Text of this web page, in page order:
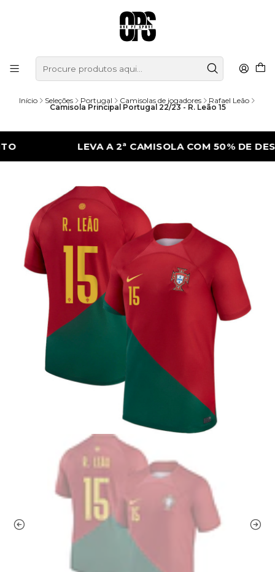
Início Seleções Portugal Camisolas de jogadores Rafael Leão
Camisola Principal Portugal 22/23 - R. Leão 15
LEVA A 2ª CAMISOLA COM 50% DE